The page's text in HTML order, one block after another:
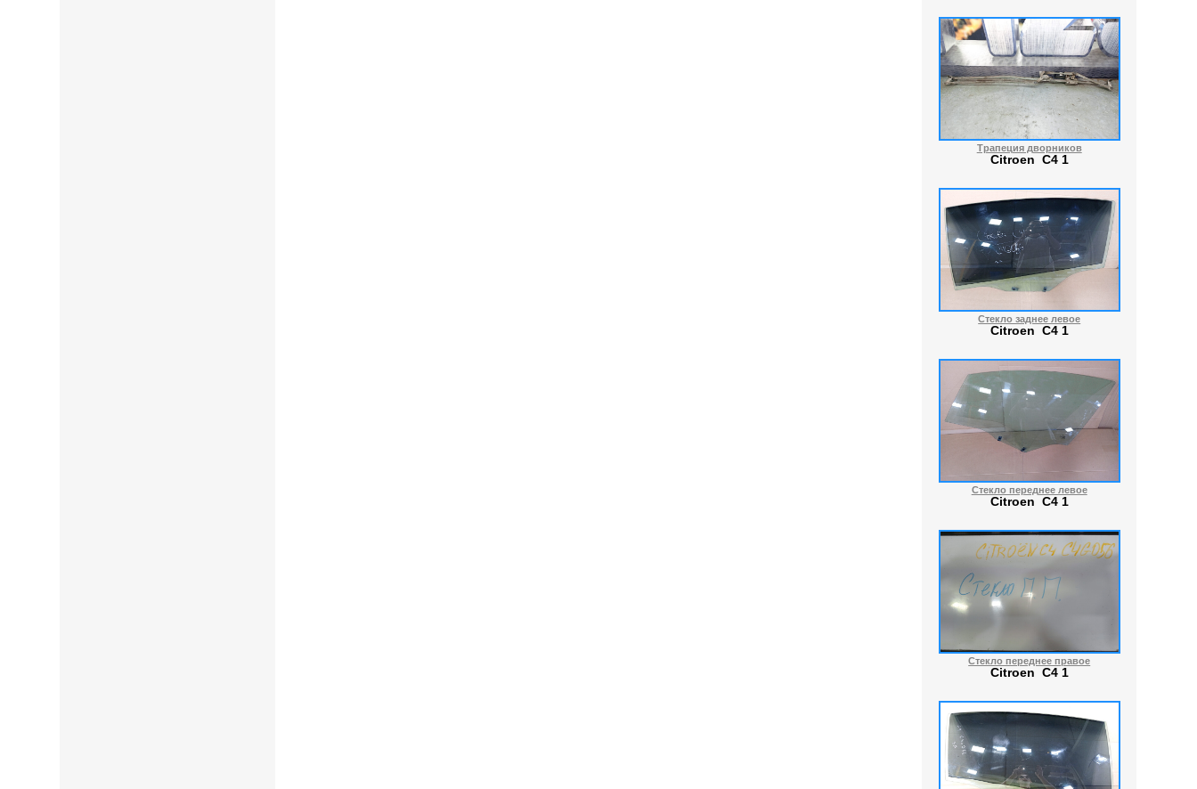
Трапеция дворников
Citroen C4 1
Стекло заднее левое
Citroen C4 1
Стекло переднее левое
Citroen C4 1
Стекло переднее правое
Citroen C4 1